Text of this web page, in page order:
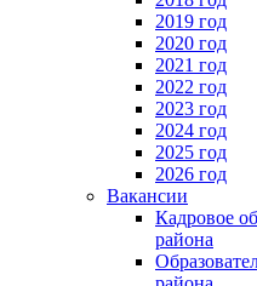
2019 год
2020 год
2021 год
2022 год
2023 год
2024 год
2025 год
2026 год
Вакансии
Кадровое
района